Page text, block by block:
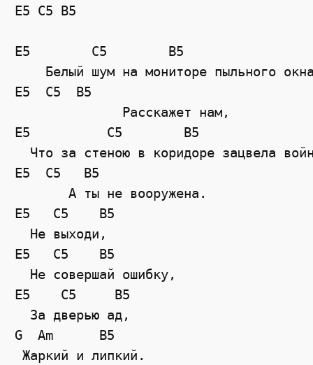
E5 C5 B5
E5 C5
B5
Белый шум на мониторе пыльного
E5
C5
B5
              Расскажет нам,
E5
C5
B5
Что за стеною в коридоре зацвела
E5
C5
B5
       А ты не вооружена.
E5
C5
B5
  Не выходи,
E5
C5
B5
  Не совершай ошибку,
E5
C5
B5
  За дверью ад,
G
Am
B5
Жаркий и липкий.